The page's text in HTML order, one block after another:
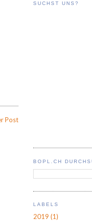
Post
SUCHST UNS?
BOPL.CH
LABELS
2019 (1)